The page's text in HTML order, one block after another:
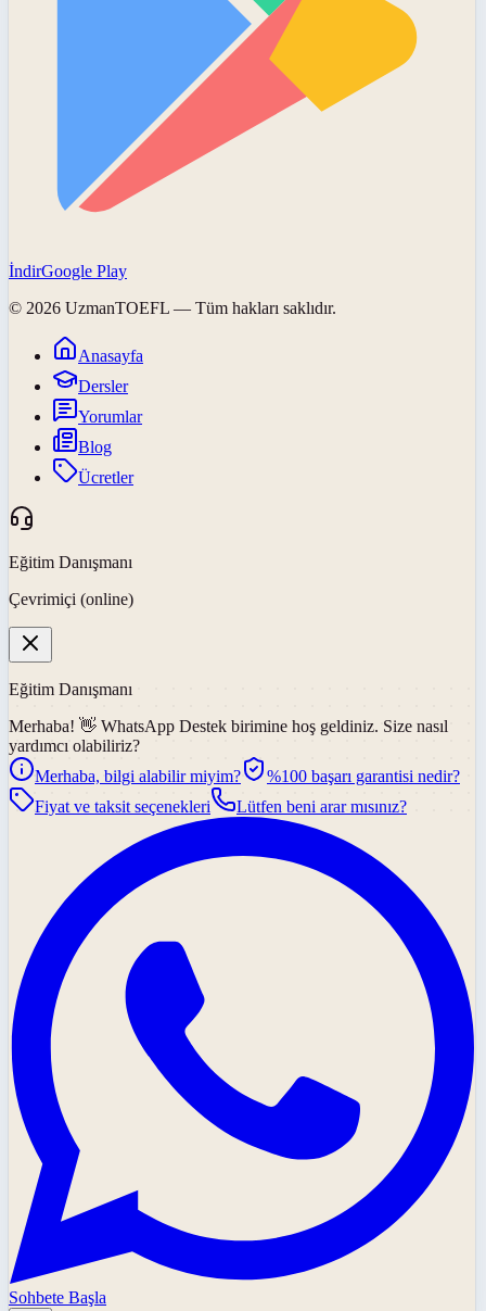
İndirGoogle Play
© 2026 UzmanTOEFL — Tüm hakları saklıdır.
Anasayfa
Dersler
Yorumlar
Blog
Ücretler
Eğitim Danışmanı
Çevrimiçi (online)
Eğitim Danışmanı
Merhaba! 👋 WhatsApp Destek birimine hoş geldiniz. Size nasıl
yardımcı olabiliriz?
Merhaba, bilgi alabilir miyim?
%100 başarı garantisi nedir?
Fiyat ve taksit seçenekleri
Lütfen beni arar mısınız?
Sohbete Başla